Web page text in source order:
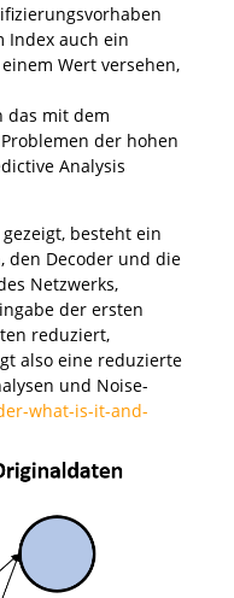
Index auch ein
Wert versehen,
das mit dem
der hohen
Analysis
besteht ein
den Decoder und die
Netzwerks,
der ersten
reduziert,
also eine reduzierte
und Noise-
what-is-it-and-